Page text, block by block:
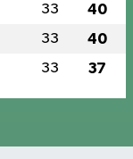
33 40
33 40
33 37